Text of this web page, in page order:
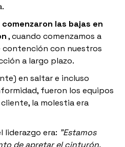
comenzaron las bajas en
, cuando comenzamos a
contención con nuestros
a largo plazo.
en saltar e incluso
fueron los equipos
la molestia era
liderazgo era: "Estamos
de apretar el cinturón.